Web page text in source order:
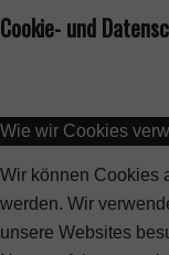
Cookie- und
Wie wir Cookies
Wir können Cookies
werden. Wir
unsere Websites